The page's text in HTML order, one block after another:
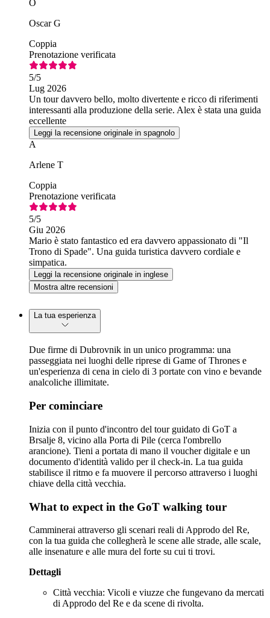
O
Oscar G
Coppia
Prenotazione verificata
5/5
Lug 2026
Un tour davvero bello, molto divertente e ricco di riferimenti
interessanti alla produzione della serie. Alex è stata una guida
eccellente
Leggi la recensione originale in spagnolo
A
Arlene T
Coppia
Prenotazione verificata
5/5
Giu 2026
Mario è stato fantastico ed era davvero appassionato di "Il
Trono di Spade". Una guida turistica davvero cordiale e
simpatica.
Leggi la recensione originale in inglese
Mostra altre recensioni
La tua esperienza
Due firme di Dubrovnik in un unico programma: una
passeggiata nei luoghi delle riprese di Game of Thrones e
un'esperienza di cena in cielo di 3 portate con vino e bevande
analcoliche illimitate.
Per cominciare
Inizia con il punto d'incontro del tour guidato di GoT a
Brsalje 8, vicino alla Porta di Pile (cerca l'ombrello
arancione). Tieni a portata di mano il voucher digitale e un
documento d'identità valido per il check-in. La tua guida
stabilisce il ritmo e fa muovere il percorso attraverso i luoghi
chiave della città vecchia.
What to expect in the GoT walking tour
Camminerai attraverso gli scenari reali di Approdo del Re,
con la tua guida che collegherà le scene alle strade, alle scale,
alle insenature e alle mura del forte su cui ti trovi.
Dettagli
Città vecchia: Vicoli e viuzze che fungevano da mercati
di Approdo del Re e da scene di rivolta.